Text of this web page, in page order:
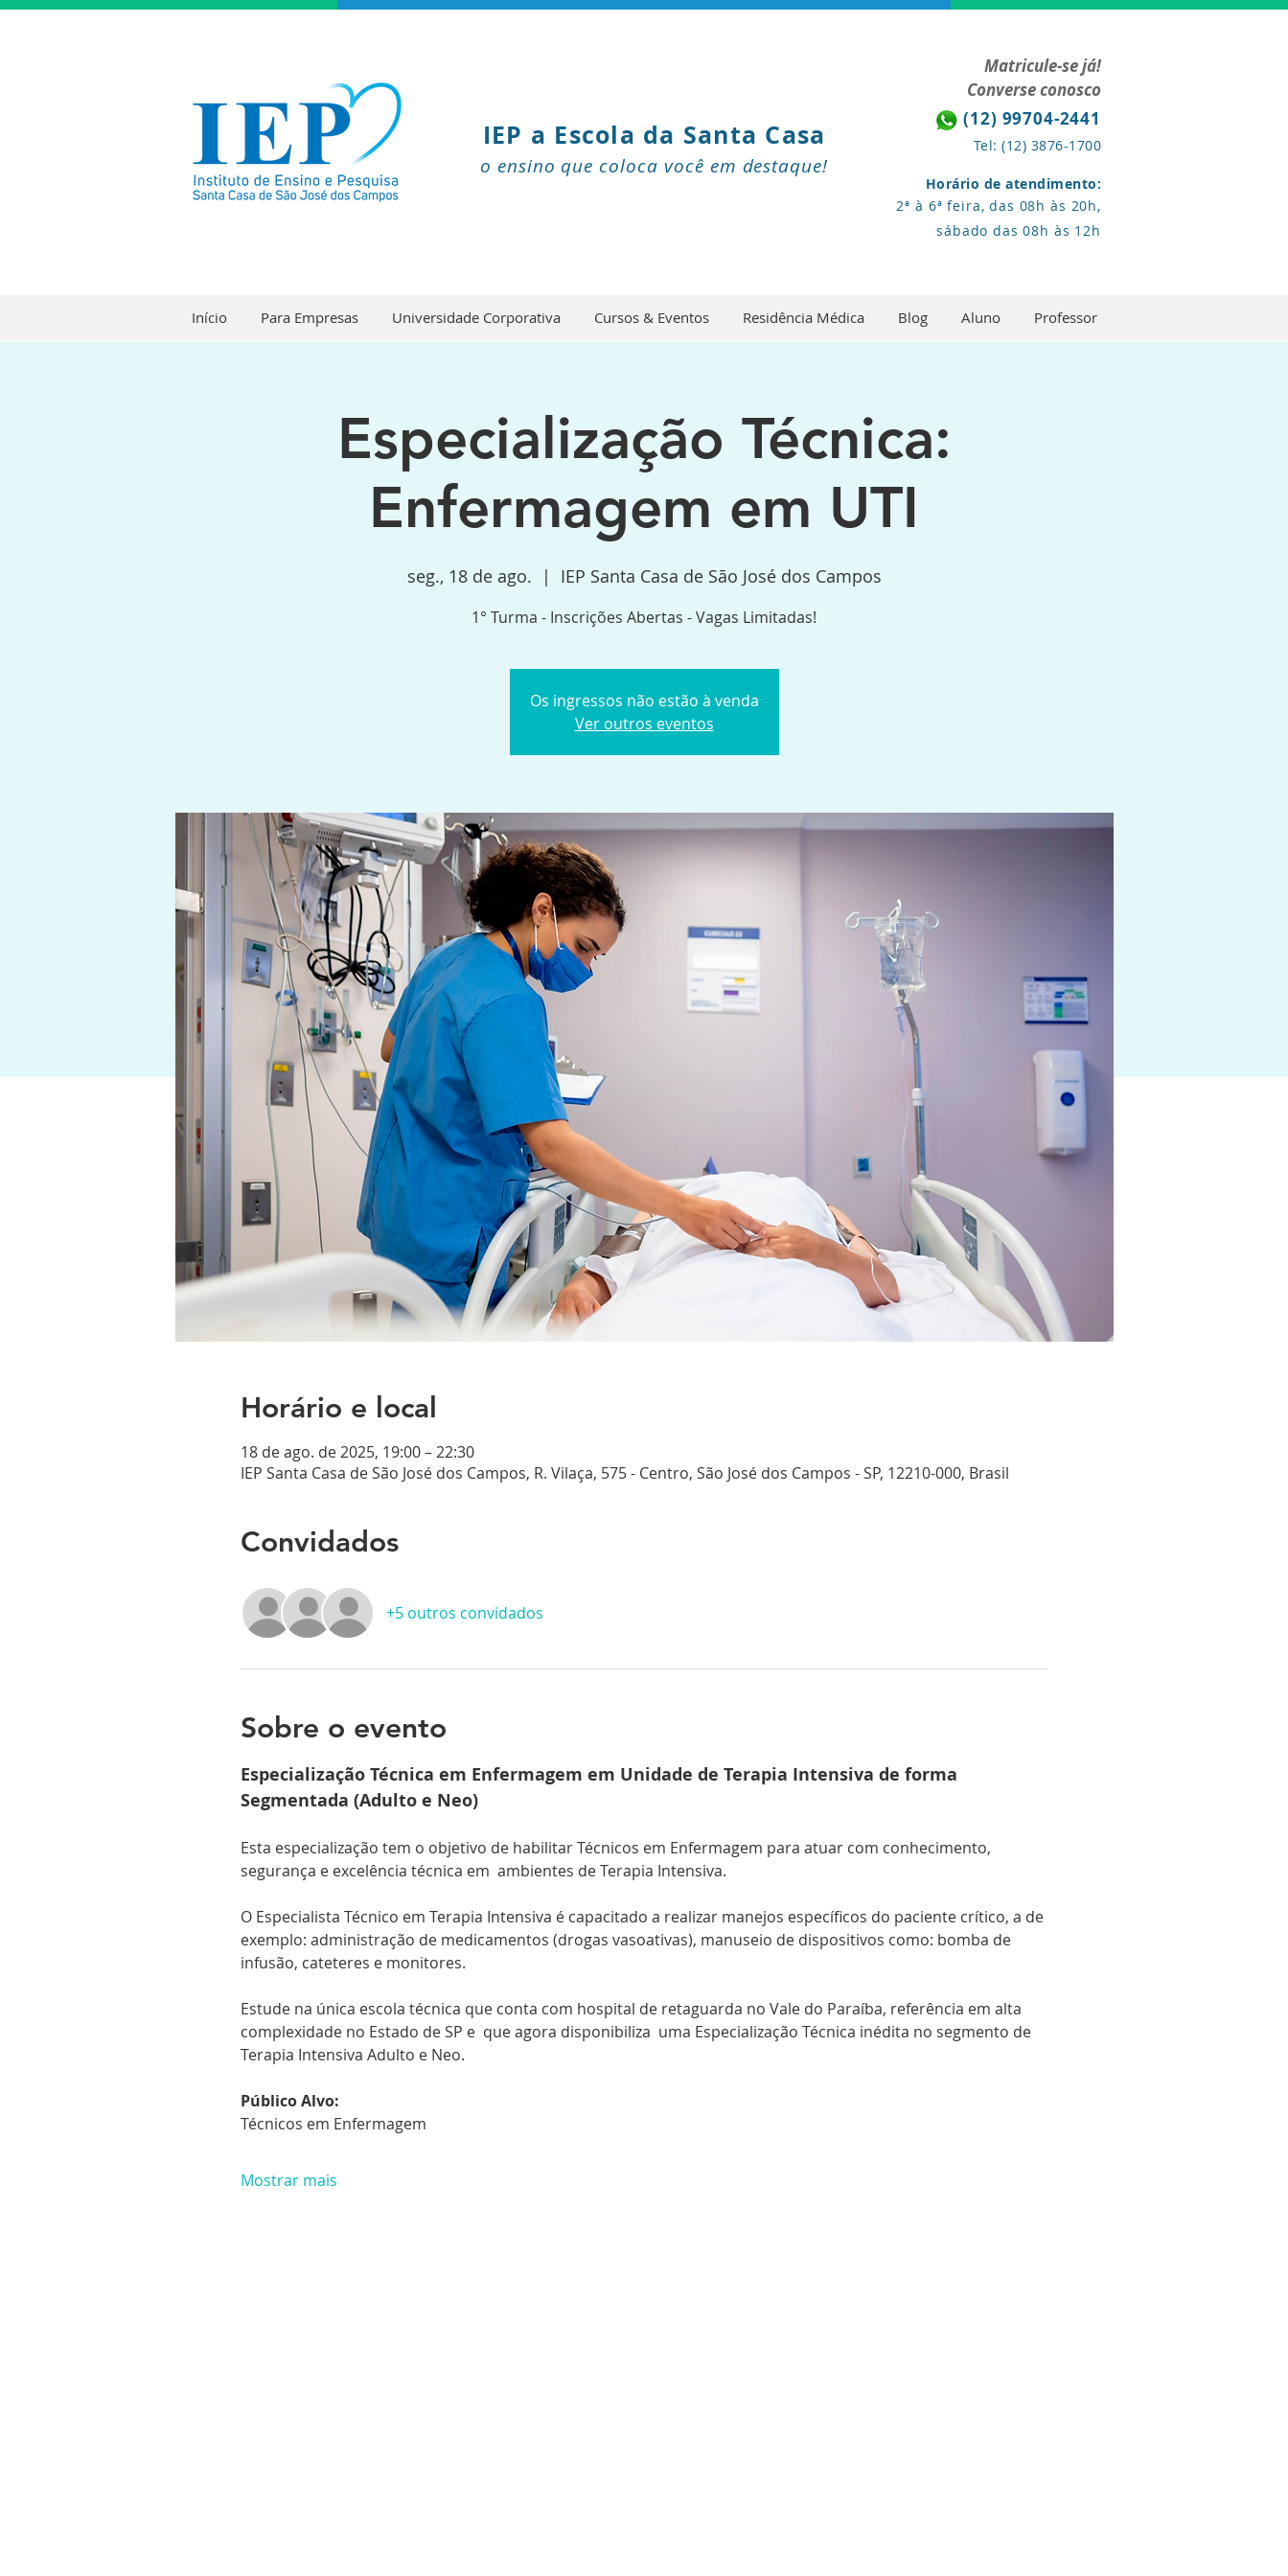
IEP a Escola da Santa Casa
o ensino que coloca você em destaque!
Matricule-se já!
Converse conosco
(12) 99704-2441
Tel: (12) 3876-1700
Horário de atendimento:
2ª à 6ª feira, das 08h às 20h,
sábado das 08h às 12h
Início Para Empresas Universidade Corporativa Cursos & Eventos Residência Médica Blog Aluno Professor
Especialização Técnica:
Enfermagem em UTI
seg., 18 de ago.
  |
IEP Santa Casa de São José dos Campos
1° Turma - Inscrições Abertas - Vagas Limitadas!
Os ingressos não estão à venda
Ver outros eventos
Horário e local
18 de ago. de 2025, 19:00 – 22:30
IEP Santa Casa de São José dos Campos, R. Vilaça, 575 - Centro, São José dos Campos - SP, 12210-000, Brasil
Convidados
+5 outros convidados
Sobre o evento
Especialização Técnica em Enfermagem em Unidade de Terapia Intensiva de forma
Segmentada (Adulto e Neo)
Esta especialização tem o objetivo de habilitar Técnicos em Enfermagem para atuar com conhecimento,
segurança e excelência técnica em  ambientes de Terapia Intensiva.
O Especialista Técnico em Terapia Intensiva é capacitado a realizar manejos específicos do paciente crítico, a de
exemplo: administração de medicamentos (drogas vasoativas), manuseio de dispositivos como: bomba de
infusão, cateteres e monitores.
Estude na única escola técnica que conta com hospital de retaguarda no Vale do Paraíba, referência em alta
complexidade no Estado de SP e  que agora disponibiliza  uma Especialização Técnica inédita no segmento de
Terapia Intensiva Adulto e Neo.
Público Alvo:
Técnicos em Enfermagem
Mostrar mais